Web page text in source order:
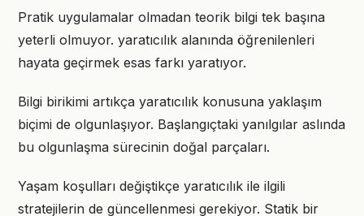
Pratik uygulamalar olmadan teorik bilgi tek başına
yeterli olmuyor. yaratıcılık alanında öğrenilenleri
hayata geçirmek esas farkı yaratıyor.
Bilgi birikimi artıkça yaratıcılık konusuna yaklaşım
biçimi de olgunlaşıyor. Başlangıçtaki yanılgılar aslında
bu olgunlaşma sürecinin doğal parçaları.
Yaşam koşulları değiştikçe yaratıcılık ile ilgili
stratejilerin de güncellenmesi gerekiyor. Statik bir